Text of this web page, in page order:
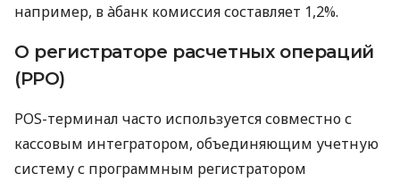
например, в àбанк комиссия составляет 1,2%.
О регистраторе расчетных операций
(РРО)
POS-терминал часто используется совместно с
кассовым интегратором, объединяющим учетную
систему с программным регистратором